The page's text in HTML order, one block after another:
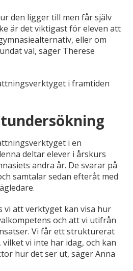
den ligger till men får själv
är det viktigast för eleven att
eller om
val, säger Therese
i framtiden
i en
deltar elever i årskurs
andra år. De svarar på
samtalar sedan efteråt med
vi att verktyget kan visa hur
och att vi utifrån
Vi får ett strukturerat
vi inte har idag, och kan
hur det ser ut, säger Anna